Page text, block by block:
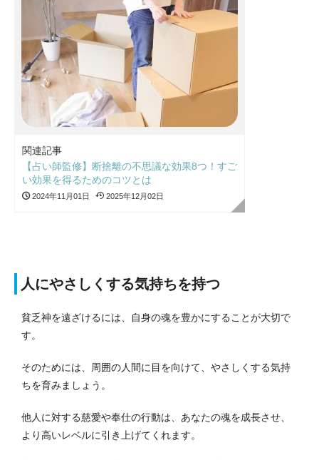
関連記事
【占い師監修】断捨離の不思議な効果8つ！すご
い効果を得るためのコツとは
2024年11月01日 2025年12月02日
人にやさしくする気持ちを持つ
貧乏神を遠ざけるには、自身の魂を豊かにすることが大切で
す。
そのためには、周囲の人間に目を向けて、やさしくする気持
ちを育みましょう。
他人に対する慈愛や奉仕の行動は、あなたの魂を成長させ、
より高いレベルに引き上げてくれます。